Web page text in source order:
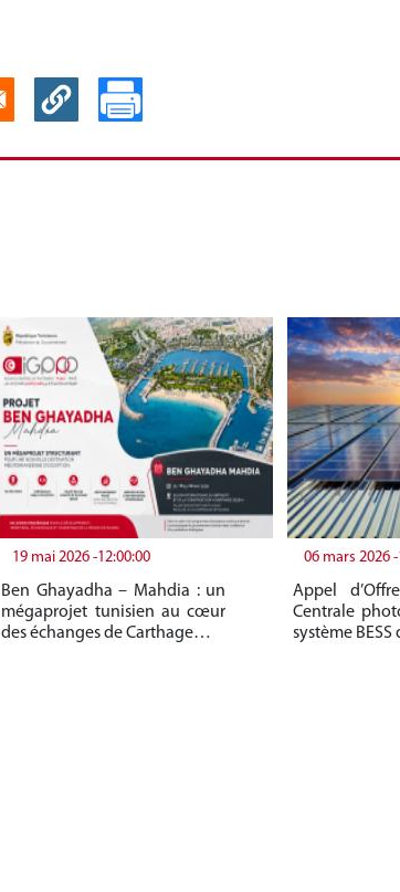
19 mai 2026 -12:00:00
Ben Ghayadha – Mahdia : un
mégaprojet tunisien au cœur
des échanges de Carthage…
06 mars 2026
Appel
Centrale
système